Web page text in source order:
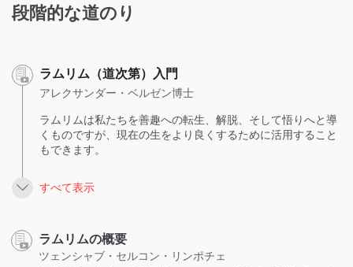
段階的な道のり
ラムリム（道次第）入門
アレクサンダー・ベルゼン博士
ラムリムは私たちを善趣への転生、解脱、そして悟りへと導
くものですが、現在の生をより良くするために活用すること
もできます。
すべて表示
ラムリムの概要
ツェンシャブ・セルコン・リンポチェ